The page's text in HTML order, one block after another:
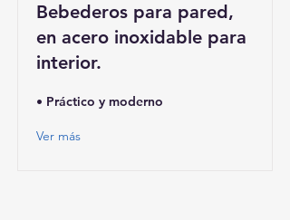
Bebederos para pared,
en acero inoxidable para
interior.
• Práctico y moderno
Ver más